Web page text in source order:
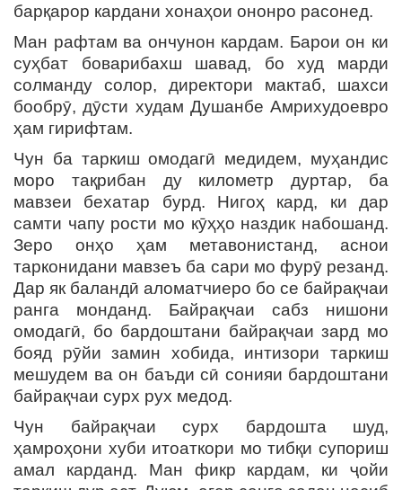
барқарор кардани хонаҳои ононро расонед.
Ман рафтам ва ончунон кардам. Барои он ки
суҳбат боварибахш шавад, бо худ марди
солманду солор, директори мактаб, шахси
бообрӯ, дӯсти худам Душанбе Амрихудоевро
ҳам гирифтам.
Чун ба таркиш омодагӣ медидем, муҳандис
моро тақрибан ду километр дуртар, ба
мавзеи бехатар бурд. Нигоҳ кард, ки дар
самти чапу рости мо кӯҳҳо наздик набошанд.
Зеро онҳо ҳам метавонистанд, аснои
тарконидани мавзеъ ба сари мо фурӯ резанд.
Дар як баландӣ аломатчиеро бо се байрақчаи
ранга монданд. Байрақчаи сабз нишони
омодагӣ, бо бардоштани байрақчаи зард мо
бояд рӯйи замин хобида, интизори таркиш
мешудем ва он баъди сӣ сонияи бардоштани
байрақчаи сурх рух медод.
Чун байрақчаи сурх бардошта шуд,
ҳамроҳони хуби итоаткори мо тибқи супориш
амал карданд. Ман фикр кардам, ки ҷойи